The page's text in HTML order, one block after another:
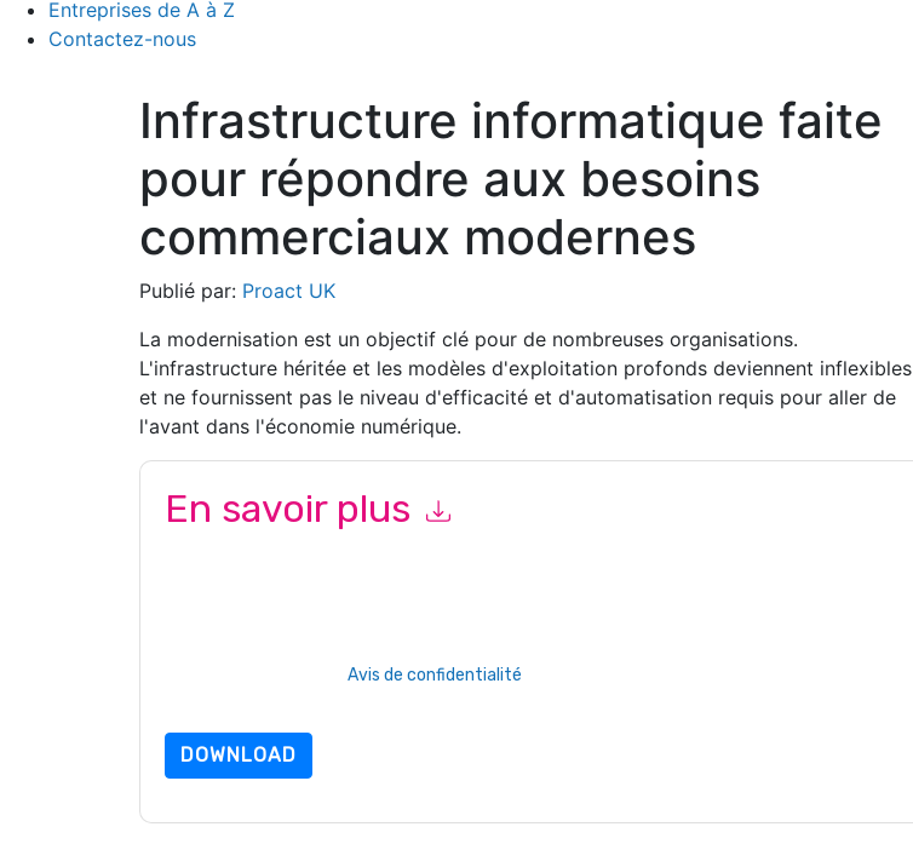
Entreprises de A à Z
Contactez-nous
Infrastructure informatique faite
pour répondre aux besoins
commerciaux modernes
Publié par: Proact UK
La modernisation est un objectif clé pour de nombreuses organisations.
L'infrastructure héritée et les modèles d'exploitation profonds deviennent inflexibles
et ne fournissent pas le niveau d'efficacité et d'automatisation requis pour aller de
l'avant dans l'économie numérique.
En savoir plus
Avis de confidentialité
DOWNLOAD